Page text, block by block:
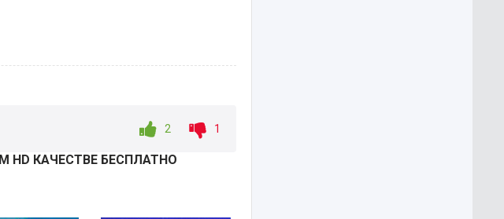
2 1
КАЧЕСТВЕ БЕСПЛАТНО